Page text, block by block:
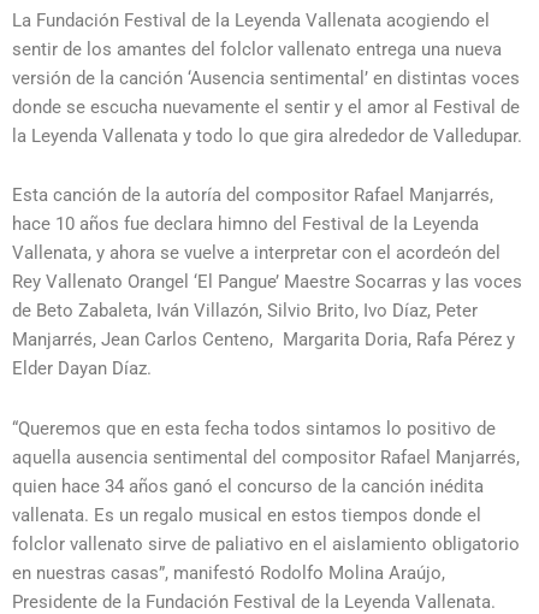
La Fundación Festival de la Leyenda Vallenata acogiendo el
sentir de los amantes del folclor vallenato entrega una nueva
versión de la canción ‘Ausencia sentimental’ en distintas voces
donde se escucha nuevamente el sentir y el amor al Festival de
la Leyenda Vallenata y todo lo que gira alrededor de Valledupar.
Esta canción de la autoría del compositor Rafael Manjarrés,
hace 10 años fue declara himno del Festival de la Leyenda
Vallenata, y ahora se vuelve a interpretar con el acordeón del
Rey Vallenato Orangel ‘El Pangue’ Maestre Socarras y las voces
de Beto Zabaleta, Iván Villazón, Silvio Brito, Ivo Díaz, Peter
Manjarrés, Jean Carlos Centeno, Margarita Doria, Rafa Pérez y
Elder Dayan Díaz.
“Queremos que en esta fecha todos sintamos lo positivo de
aquella ausencia sentimental del compositor Rafael Manjarrés,
quien hace 34 años ganó el concurso de la canción inédita
vallenata. Es un regalo musical en estos tiempos donde el
folclor vallenato sirve de paliativo en el aislamiento obligatorio
en nuestras casas”, manifestó Rodolfo Molina Araújo,
Presidente de la Fundación Festival de la Leyenda Vallenata.